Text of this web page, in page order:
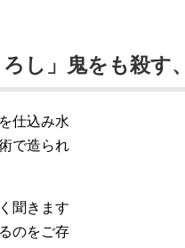
ろし」鬼をも殺す
仕込み水
で造られ
聞きます
のをご存